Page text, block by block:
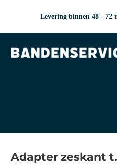
Levering binnen 48 -
Adapter zeskant